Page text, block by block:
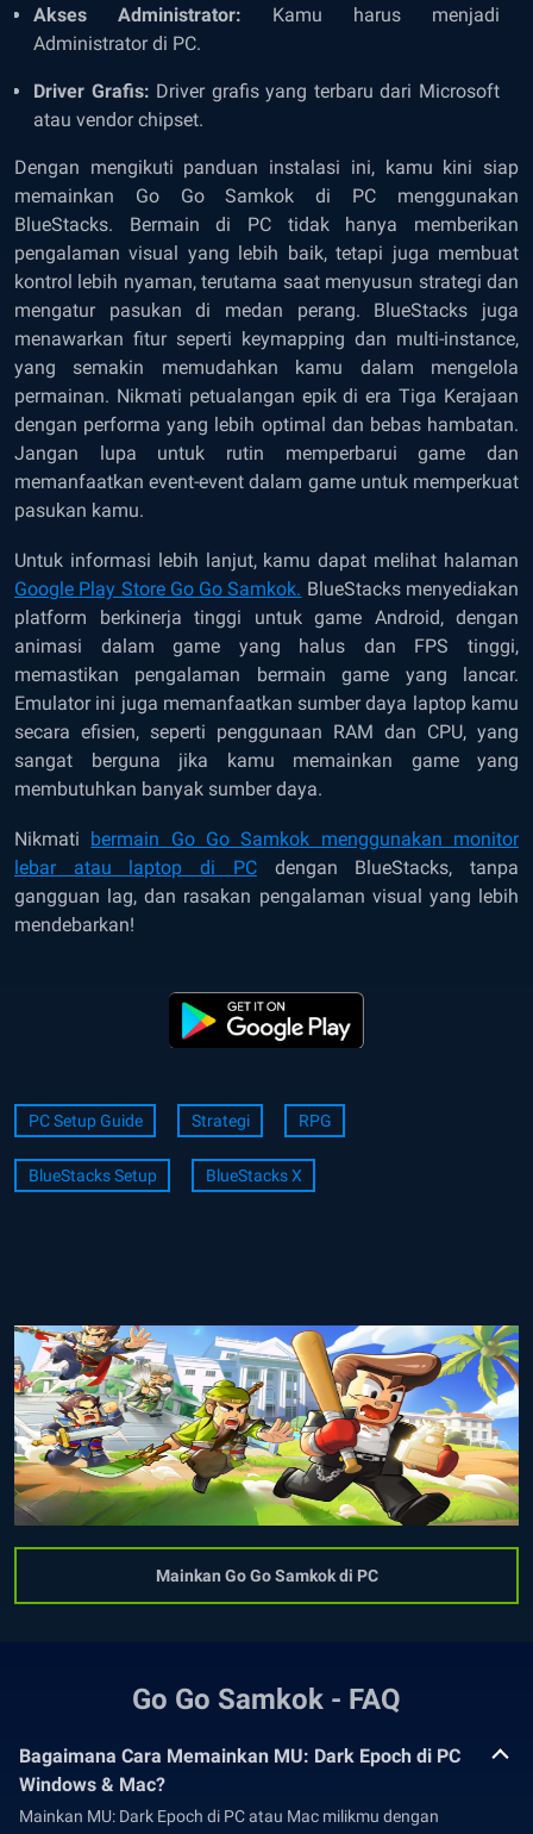
Akses Administrator: Kamu harus menjadi
Administrator di PC.
Driver Grafis: Driver grafis yang terbaru dari Microsoft
atau vendor chipset.
Dengan mengikuti panduan instalasi ini, kamu kini siap
memainkan Go Go Samkok di PC menggunakan
BlueStacks. Bermain di PC tidak hanya memberikan
pengalaman visual yang lebih baik, tetapi juga membuat
kontrol lebih nyaman, terutama saat menyusun strategi dan
mengatur pasukan di medan perang. BlueStacks juga
menawarkan fitur seperti keymapping dan multi-instance,
yang semakin memudahkan kamu dalam mengelola
permainan. Nikmati petualangan epik di era Tiga Kerajaan
dengan performa yang lebih optimal dan bebas hambatan.
Jangan lupa untuk rutin memperbarui game dan
memanfaatkan event-event dalam game untuk memperkuat
pasukan kamu.
Untuk informasi lebih lanjut, kamu dapat melihat halaman
Google Play Store Go Go Samkok. BlueStacks menyediakan
platform berkinerja tinggi untuk game Android, dengan
animasi dalam game yang halus dan FPS tinggi,
memastikan pengalaman bermain game yang lancar.
Emulator ini juga memanfaatkan sumber daya laptop kamu
secara efisien, seperti penggunaan RAM dan CPU, yang
sangat berguna jika kamu memainkan game yang
membutuhkan banyak sumber daya.
Nikmati bermain Go Go Samkok menggunakan monitor
lebar atau laptop di PCdengan BlueStacks, tanpa
gangguan lag, dan rasakan pengalaman visual yang lebih
mendebarkan!
PC Setup Guide Strategi RPG
BlueStacks Setup BlueStacks X
Mainkan Go Go Samkok di PC
Go Go Samkok - FAQ
Bagaimana Cara Memainkan MU: Dark Epoch di PC
Windows & Mac?
Mainkan MU: Dark Epoch di PC atau Mac milikmu dengan